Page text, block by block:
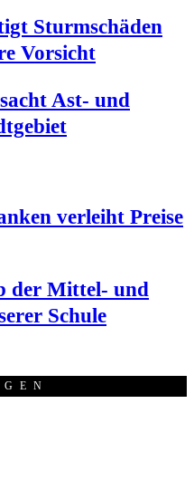
Sturm­schä­den
Vorsicht
Ast- und
ver­leiht Prei­se
der Mit­tel- und
Schu­le